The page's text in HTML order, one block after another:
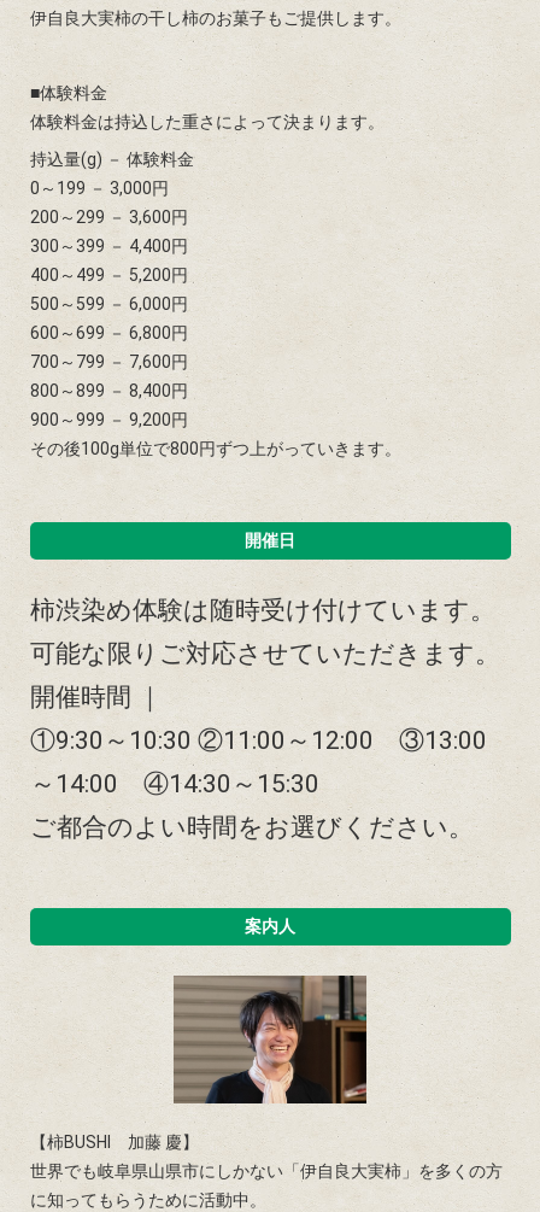
伊自良大実柿の干し柿のお菓子もご提供します。
■体験料金
体験料金は持込した重さによって決まります。
持込量(g) － 体験料金
0～199 － 3,000円
200～299 － 3,600円
300～399 － 4,400円
400～499 － 5,200円
500～599 － 6,000円
600～699 － 6,800円
700～799 － 7,600円
800～899 － 8,400円
900～999 － 9,200円
その後100g単位で800円ずつ上がっていきます。
開催日
柿渋染め体験は随時受け付けています。​
可能な限りご対応させていただきます。
開催時間 ｜
①9:30～10:30 ②11:00～12:00 ③13:00
～14:00 ④14:30～15:30
ご都合のよい時間をお選びください。
案内人
【柿BUSHI 加藤 慶】
世界でも岐阜県山県市にしかない「伊自良大実柿」を多くの方
に知ってもらうために活動中。